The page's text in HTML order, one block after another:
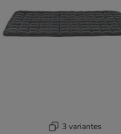
3 variantes